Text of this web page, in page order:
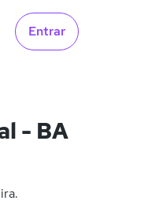
Entrar
- BA